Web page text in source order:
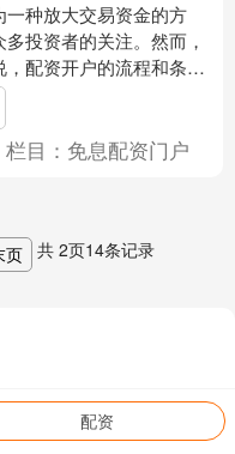
一种放大交易资金的方
投资者的关注。然而，
，配资开户的流程和条件
陌生。本文将为您详细
全过程，帮助....
栏目： 免息配资门户
页 共 2页14条记录
配资